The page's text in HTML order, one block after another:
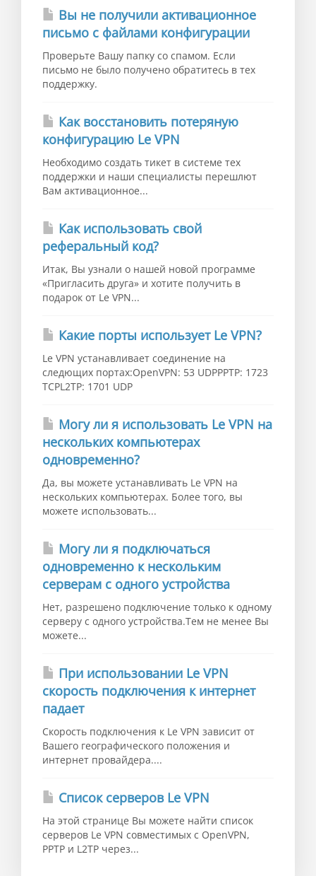
Вы не получили активационное
письмо с файлами конфигурации
Проверьте Вашу папку со спамом. Если
письмо не было получено обратитесь в тех
поддержку.
Как восстановить потеряную
конфигурацию Le VPN
Необходимо создать тикет в системе тех
поддержки и наши специалисты перешлют
Вам активационное...
Как использовать свой
реферальный код?
Итак, Вы узнали о нашей новой программе
«Пригласить друга» и хотите получить в
подарок от Le VPN...
Какие порты использует Le VPN?
Le VPN устанавливает соединение на
следющих портах:OpenVPN: 53 UDPPPTP: 1723
TCPL2TP: 1701 UDP
Могу ли я использовать Le VPN на
нескольких компьютерах
одновременно?
Да, вы можете устанавливать Le VPN на
нескольких компьютерах. Более того, вы
можете использовать...
Могу ли я подключаться
одновременно к нескольким
серверам с одного устройства
Нет, разрешено подключение только к одному
серверу с одного устройства.Тем не менее Вы
можете...
При использовании Le VPN
скорость подключения к интернет
падает
Скорость подключения к Le VPN зависит от
Вашего географического положения и
интернет провайдера....
Список серверов Le VPN
На этой странице Вы можете найти список
серверов Le VPN совместимых с OpenVPN,
PPTP и L2TP через...